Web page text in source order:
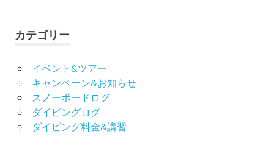
カテゴリー
イベント&ツアー
キャンペーン&お知らせ
スノーボードログ
ダイビングログ
ダイビング料金&講習